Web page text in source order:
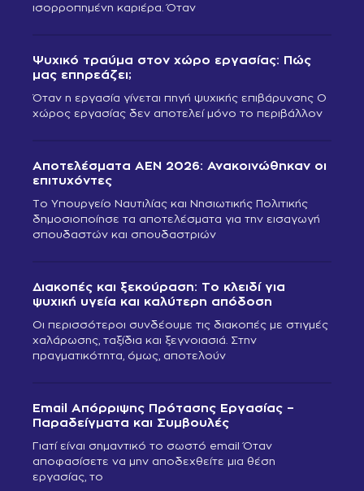
ισορροπημένη καριέρα. Όταν
Ψυχικό τραύμα στον χώρο εργασίας: Πώς
μας επηρεάζει;
Όταν η εργασία γίνεται πηγή ψυχικής επιβάρυνσης Ο
χώρος εργασίας δεν αποτελεί μόνο το περιβάλλον
Αποτελέσματα ΑΕΝ 2026: Ανακοινώθηκαν οι
επιτυχόντες
Το Υπουργείο Ναυτιλίας και Νησιωτικής Πολιτικής
δημοσιοποίησε τα αποτελέσματα για την εισαγωγή
σπουδαστών και σπουδαστριών
Διακοπές και ξεκούραση: Το κλειδί για
ψυχική υγεία και καλύτερη απόδοση
Οι περισσότεροι συνδέουμε τις διακοπές με στιγμές
χαλάρωσης, ταξίδια και ξεγνοιασιά. Στην
πραγματικότητα, όμως, αποτελούν
Email Απόρριψης Πρότασης Εργασίας –
Παραδείγματα και Συμβουλές
Γιατί είναι σημαντικό το σωστό email Όταν
αποφασίσετε να μην αποδεχθείτε μια θέση
εργασίας, το